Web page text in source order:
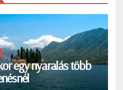
egy nyaralás több